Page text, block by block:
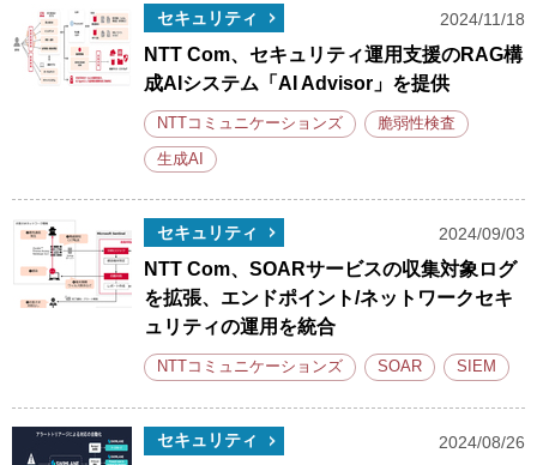
セキュリティ 2024/11/18
NTT Com、セキュリティ運用支援のRAG構
成AIシステム「AI Advisor」を提供
NTTコミュニケーションズ 脆弱性検査
生成AI
セキュリティ 2024/09/03
NTT Com、SOARサービスの収集対象ログ
を拡張、エンドポイント/ネットワークセキ
ュリティの運用を統合
NTTコミュニケーションズ SOAR SIEM
セキュリティ 2024/08/26